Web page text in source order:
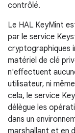
contrôlé.
Le HAL KeyMint
par le service
cryptographiques
matériel de clé
n'effectuent
utilisateur, ni
cela, le service
délègue les
dans un
marshallant et en